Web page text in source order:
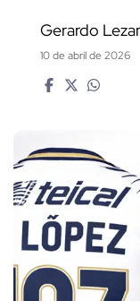
Gerardo
10 de abril de 2026